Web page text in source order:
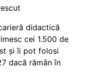
didactică
cei 1.500 de
și îi pot folosi
dacă rămân în